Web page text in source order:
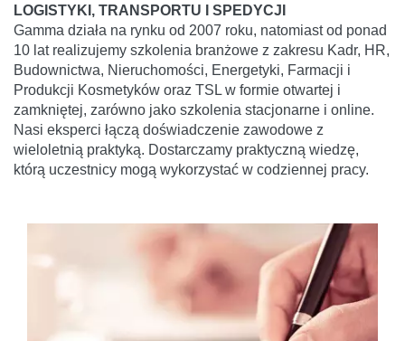
LOGISTYKI, TRANSPORTU I SPEDYCJI
Gamma działa na rynku od 2007 roku, natomiast od ponad
10 lat realizujemy szkolenia branżowe z zakresu Kadr, HR,
Budownictwa, Nieruchomości, Energetyki, Farmacji i
Produkcji Kosmetyków oraz TSL w formie otwartej i
zamkniętej, zarówno jako szkolenia stacjonarne i online.
Nasi eksperci łączą doświadczenie zawodowe z
wieloletnią praktyką. Dostarczamy praktyczną wiedzę,
którą uczestnicy mogą wykorzystać w codziennej pracy.